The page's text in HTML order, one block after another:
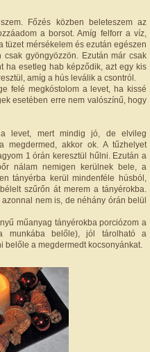
Főzés közben beleteszem az
a borsot. Amíg felforr a víz,
tüzet mérsékelem és ezután egészen
gyöngyözzön. Ezután már csak
ha esetleg hab képződik, azt egy kis
amíg a hús leválik a csontról.
felé megkóstolom a levet, ha kissé
esetében erre nem valószínű, hogy
levet, mert mindig jó, de elvileg
megdermed, akkor ok. A tűzhelyet
1 órán keresztül hűlni. Ezután a
nálam nemigen kerülnek bele, a
tányérba kerül mindenféle húsból,
szűrőn át merem a tányérokba.
nem is, de néhány órán belül
műanyag tányérokba porciózom a
munkába belőle), jól tárolható a
a megdermedt kocsonyánkat.